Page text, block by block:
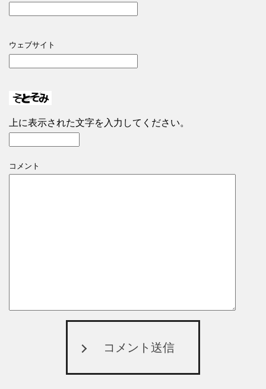
ウェブサイト
上に表示された文字を入力してください。
コメント
コメント送信